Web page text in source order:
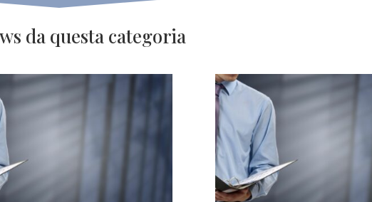
da questa categoria